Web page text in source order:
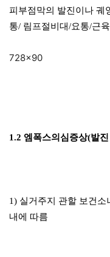
피부점막의 발진이나 궤
통/ 림프절비대/요통/근
728×90
1.2 엠폭스의심증상(발
1) 실거주지 관할 보건
내에 따름